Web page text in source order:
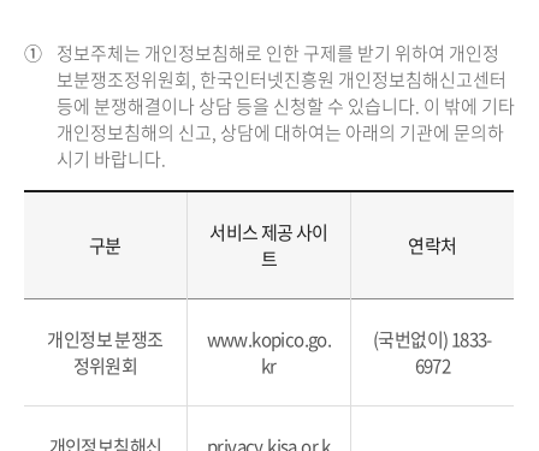
① 정보주체는 개인정보침해로 인한 구제를 받기 위하여 개인정
보분쟁조정위원회, 한국인터넷진흥원 개인정보침해신고센터
등에 분쟁해결이나 상담 등을 신청할 수 있습니다. 이 밖에 기타
개인정보침해의 신고, 상담에 대하여는 아래의 기관에 문의하
시기 바랍니다.
구분
서비스 제공 사이
트
연락처
개인정보 분쟁조
정위원회
www.kopico.go.
kr
(국번없이) 1833-
6972
개인정보침해신 privacy.kisa.or.k